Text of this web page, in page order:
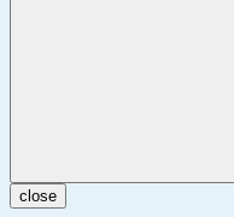
close